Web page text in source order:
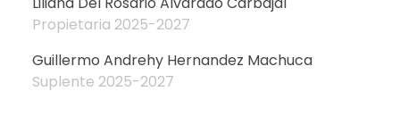
Propietaria 2025-2027
Guillermo Andrehy Hernandez Machuca
Suplente 2025-2027